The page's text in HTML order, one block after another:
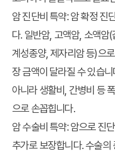
암 진단비 특약:암 확정 진
다. 일반암, 고액암, 소액암
계성종양, 제자리암 등)으
장 금액이 달라질 수 있습
아니라 생활비, 간병비 등
으로 손꼽힙니다.
암 수술비 특약:암으로 진
추가로 보장합니다. 수술